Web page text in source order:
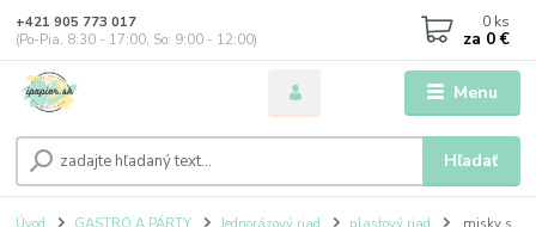
Menu
Hľadať
+421 905 773 017
(Po-Pia, 8:30 - 17:00, So: 9:00 - 12:00)
0 ks
za 0 €